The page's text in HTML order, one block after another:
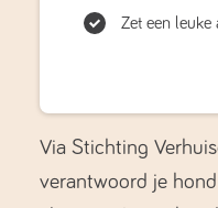
Zet een leuke
Via Stichting
verantwoord je